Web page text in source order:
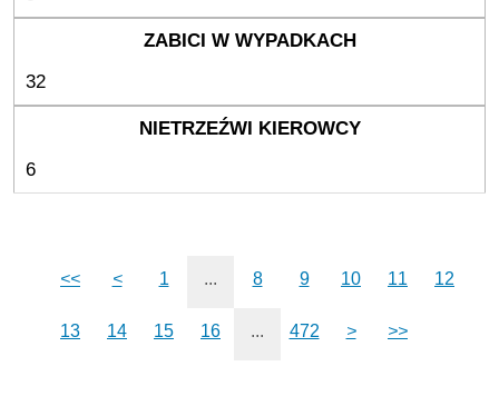
32
6
<< < 1 ... 8 9 10 11 12
13 14 15 16 ... 472 > >>